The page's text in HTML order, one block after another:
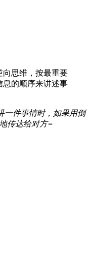
向思维，按最重要
息的顺序来讲述事
一件事情时，如果用倒
传达给对方=